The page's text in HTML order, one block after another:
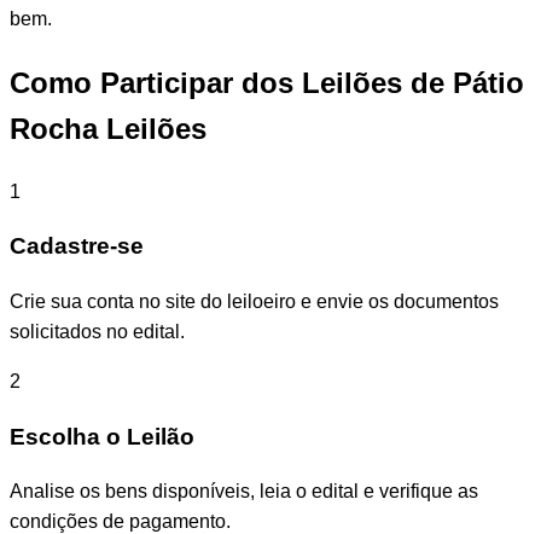
bem.
Como Participar dos Leilões de Pátio
Rocha Leilões
1
Cadastre-se
Crie sua conta no site do leiloeiro e envie os documentos
solicitados no edital.
2
Escolha o Leilão
Analise os bens disponíveis, leia o edital e verifique as
condições de pagamento.